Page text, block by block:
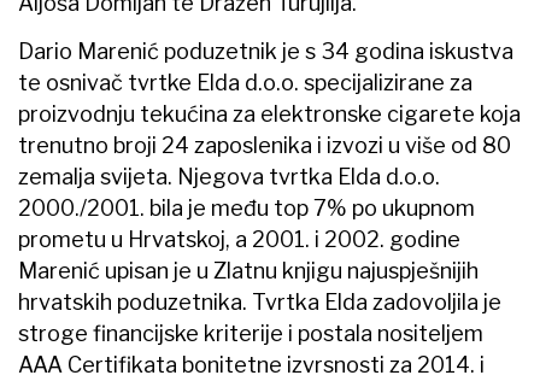
Dario Marenić poduzetnik je s 34 godina iskustva
te osnivač tvrtke Elda d.o.o. specijalizirane za
proizvodnju tekućina za elektronske cigarete koja
trenutno broji 24 zaposlenika i izvozi u više od 80
zemalja svijeta. Njegova tvrtka Elda d.o.o.
2000./2001. bila je među top 7% po ukupnom
prometu u Hrvatskoj, a 2001. i 2002. godine
Marenić upisan je u Zlatnu knjigu najuspješnijih
hrvatskih poduzetnika. Tvrtka Elda zadovoljila je
stroge financijske kriterije i postala nositeljem
AAA Certifikata bonitetne izvrsnosti za 2014. i